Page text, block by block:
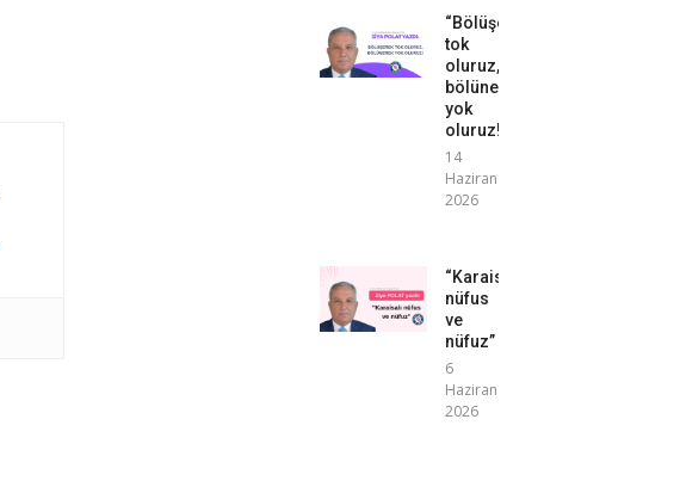
“Bölüşerek
tok
oluruz,
bölünerek
yok
oluruz!”
14
Haziran
2026
“Karaisalı
nüfus
ve
nüfuz”
6
Haziran
2026